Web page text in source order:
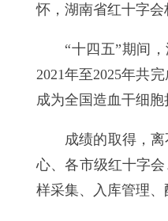
怀，湖南省红十字
“十四五”期间
2021年至2025年共
成为全国造血干细
成绩的取得，
心、各市级红十字
样采集、入库管理